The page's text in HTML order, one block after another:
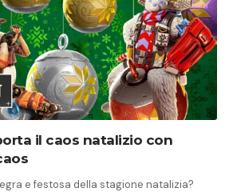
il caos natalizio con
e festosa della stagione natalizia?